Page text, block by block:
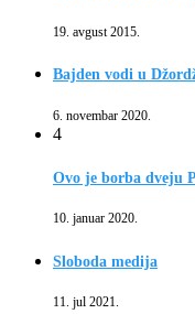
19. avgust 2015.
Bajden vodi u
6. novembar 2020.
4
Ovo je borba dveju
10. januar 2020.
Sloboda medija
11. jul 2021.